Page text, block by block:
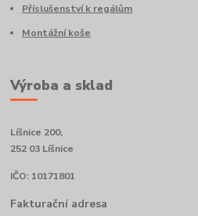
Příslušenství k regálům
Montážní koše
Výroba a sklad
Líšnice 200,
252 03 Líšnice
IČO: 10171801
Fakturační adresa